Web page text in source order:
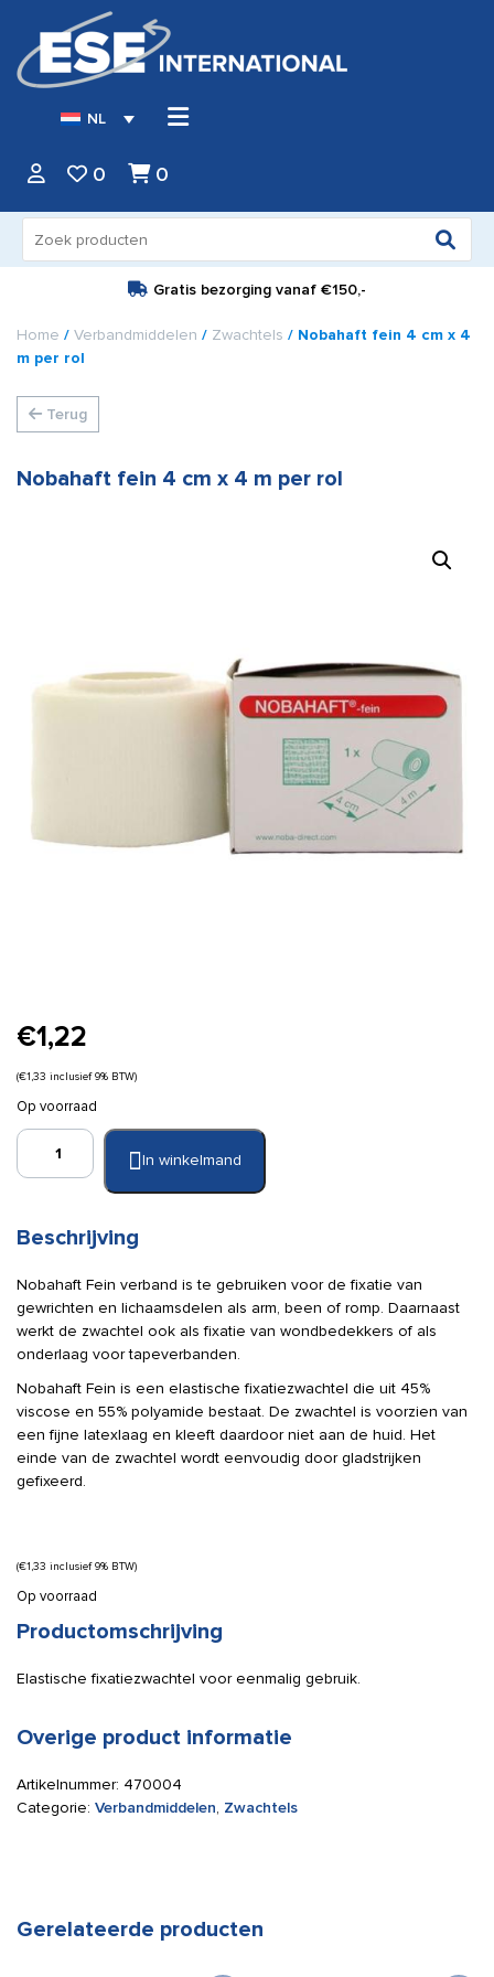
NL
0 0
naar:
Gratis bezorging vanaf €150,-
Home / Verbandmiddelen / Zwachtels / Nobahaft fein 4 cm x 4
m per rol
Terug
Nobahaft fein 4 cm x 4 m per rol
€1,22
(€1,33 inclusief 9% BTW)
Op voorraad
Nobahaft
x
m
per
rol
aantal
In winkelmand
Beschrijving
Nobahaft Fein verband is te gebruiken voor de fixatie van
gewrichten en lichaamsdelen als arm, been of romp. Daarnaast
werkt de zwachtel ook als fixatie van wondbedekkers of als
onderlaag voor tapeverbanden.
Nobahaft Fein is een elastische fixatiezwachtel die uit 45%
viscose en 55% polyamide bestaat. De zwachtel is voorzien van
een fijne latexlaag en kleeft daardoor niet aan de huid. Het
einde van de zwachtel wordt eenvoudig door gladstrijken
gefixeerd.
(€1,33 inclusief 9% BTW)
Op voorraad
Productomschrijving
Elastische fixatiezwachtel voor eenmalig gebruik.
Overige product informatie
Artikelnummer: 470004
Categorie: Verbandmiddelen, Zwachtels
Gerelateerde producten